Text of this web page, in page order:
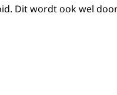
Dit wordt ook wel